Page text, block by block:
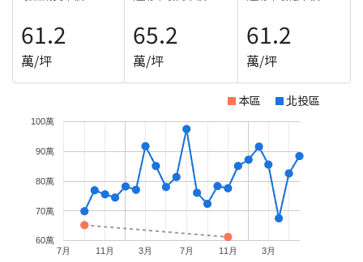
61.2
萬/坪
65.2
萬/坪
61.2
萬/坪
本區 北投區
7月 11月 3月 7月 11月 3月
60萬
70萬
80萬
90萬
100萬